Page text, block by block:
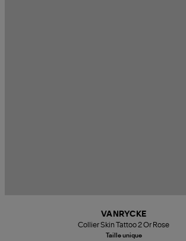
VANRYCKE
Collier Skin Tattoo 2 Or Rose
Taille unique